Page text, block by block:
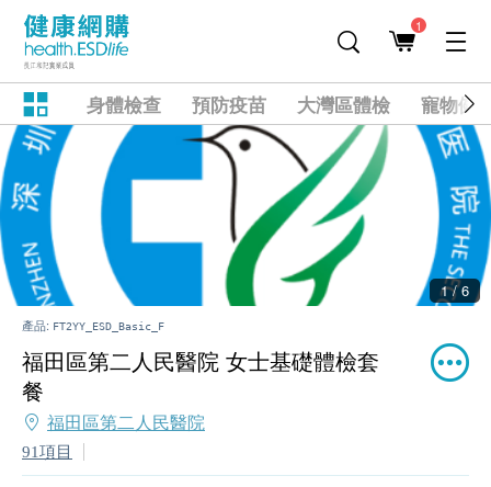
1
身體檢查 預防疫苗 大灣區體檢 寵物健
1 / 6
產品: FT2YY_ESD_Basic_F
福田區第二人民醫院 女士基礎體檢套
餐
福田區第二人民醫院
91項目